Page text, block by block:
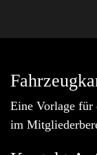
Eine Vorlage für
im